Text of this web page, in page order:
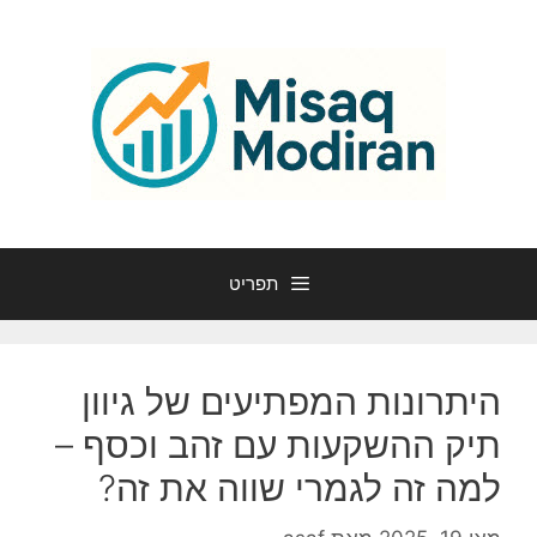
תפריט
היתרונות המפתיעים של גיוון
תיק ההשקעות עם זהב וכסף –
למה זה לגמרי שווה את זה?